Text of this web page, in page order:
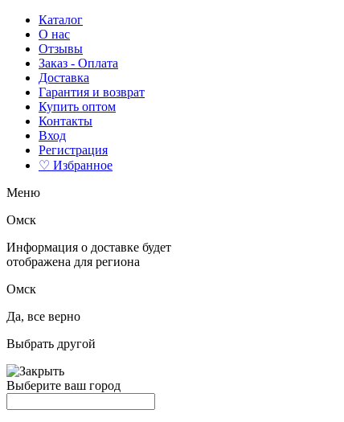
Каталог
О нас
Отзывы
Заказ - Оплата
Доставка
Гарантия и возврат
Купить оптом
Контакты
Вход
Регистрация
♡ Избранное
Меню
Омск
Информация о доставке будет
отображена для региона
Омск
Да, все верно
Выбрать другой
Выберите ваш город